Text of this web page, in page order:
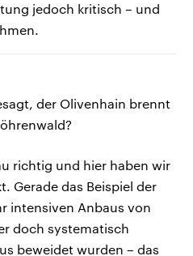
jedoch kritisch – und
der Olivenhain brennt
richtig und hier haben wir
Gerade das Beispiel der
intensiven Anbaus von
doch systematisch
beweidet wurden – das